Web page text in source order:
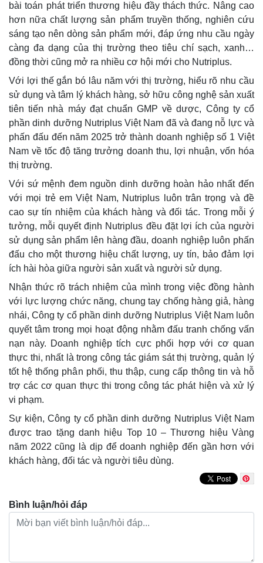
bài toán phát triển thương hiệu đầy thách thức. Nâng cao
hơn nữa chất lượng sản phẩm truyền thống, nghiên cứu
sáng tạo nên dòng sản phẩm mới, đáp ứng nhu cầu ngày
càng đa dạng của thị trường theo tiêu chí sạch, xanh…
đồng thời cũng mở ra nhiều cơ hội mới cho Nutriplus.
Với lợi thế gắn bó lâu năm với thị trường, hiểu rõ nhu cầu
sử dụng và tâm lý khách hàng, sở hữu công nghệ sản xuất
tiên tiến nhà máy đạt chuẩn GMP về dược, Công ty cổ
phần dinh dưỡng Nutriplus Việt Nam đã và đang nỗ lực và
phấn đấu đến năm 2025 trở thành doanh nghiệp số 1 Việt
Nam về tốc độ tăng trưởng doanh thu, lợi nhuận, vốn hóa
thị trường.
Với sứ mệnh đem nguồn dinh dưỡng hoàn hảo nhất đến
với mọi trẻ em Việt Nam, Nutriplus luôn trân trọng và đề
cao sự tín nhiệm của khách hàng và đối tác. Trong mỗi ý
tưởng, mỗi quyết định Nutriplus đều đặt lợi ích của người
sử dụng sản phẩm lên hàng đầu, doanh nghiệp luôn phấn
đấu cho một thương hiệu chất lượng, uy tín, bảo đảm lợi
ích hài hòa giữa người sản xuất và người sử dụng.
Nhận thức rõ trách nhiệm của mình trong việc đồng hành
với lực lượng chức năng, chung tay chống hàng giả, hàng
nhái, Công ty cổ phần dinh dưỡng Nutriplus Việt Nam luôn
quyết tâm trong mọi hoạt động nhằm đấu tranh chống vấn
nạn này. Doanh nghiệp tích cực phối hợp với cơ quan
thực thi, nhất là trong công tác giám sát thị trường, quản lý
tốt hệ thống phân phối, thu thập, cung cấp thông tin và hỗ
trợ các cơ quan thực thi trong công tác phát hiện và xử lý
vi phạm.
Sự kiện, Công ty cổ phần dinh dưỡng Nutriplus Việt Nam
được trao tặng danh hiệu Top 10 – Thương hiệu Vàng
năm 2022 cũng là dịp để doanh nghiệp đến gần hơn với
khách hàng, đối tác và người tiêu dùng.
Bình luận/hỏi đáp